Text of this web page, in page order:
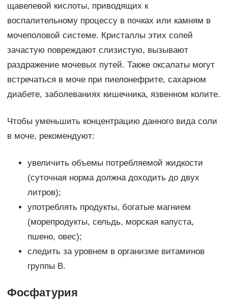
щавелевой кислоты, приводящих к
воспалительному процессу в почках или камням в
мочеполовой системе. Кристаллы этих солей
зачастую повреждают слизистую, вызывают
раздражение мочевых путей. Также оксалаты могут
встречаться в моче при пиелонефрите, сахарном
диабете, заболеваниях кишечника, язвенном колите.
Чтобы уменьшить концентрацию данного вида соли
в моче, рекомендуют:
увеличить объемы потребляемой жидкости
(суточная норма должна доходить до двух
литров);
употреблять продукты, богатые магнием
(морепродукты, сельдь, морская капуста,
пшено, овес);
следить за уровнем в организме витаминов
группы В.
Фосфатурия